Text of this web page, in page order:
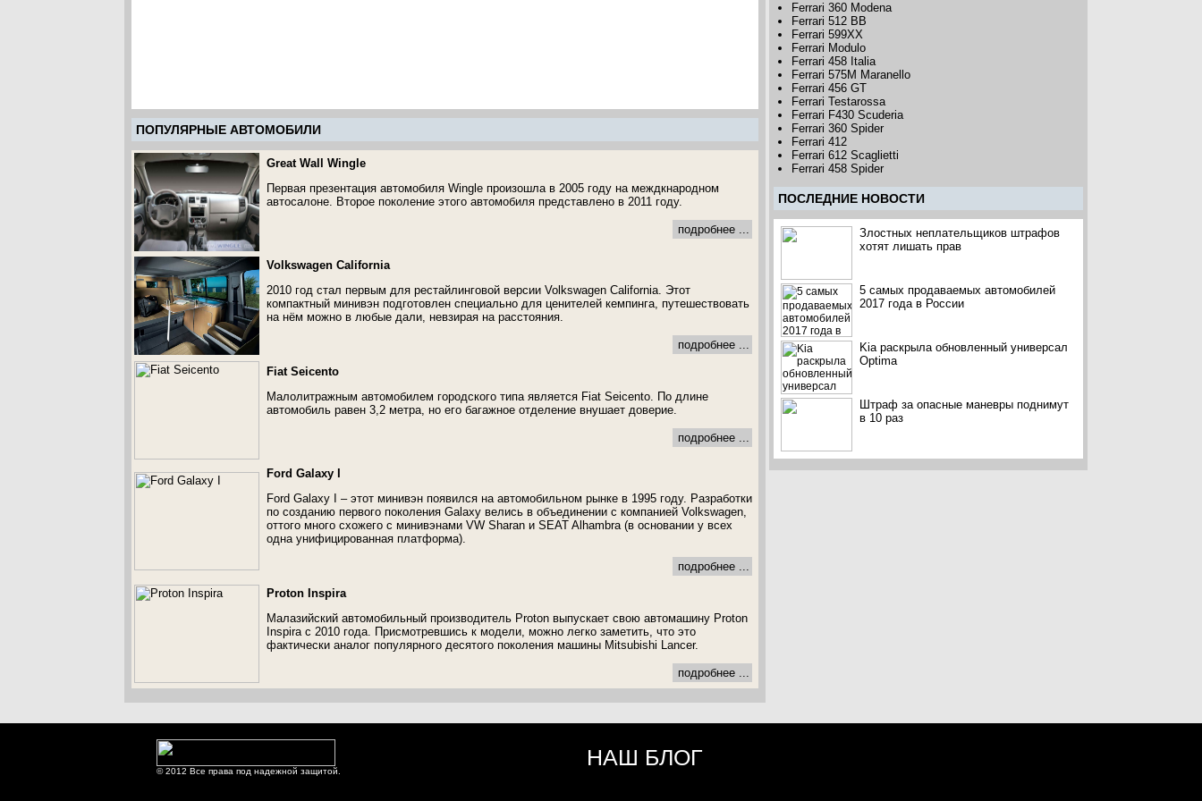
ПОПУЛЯРНЫЕ АВТОМОБИЛИ
Great Wall Wingle
Первая презентация автомобиля Wingle произошла в 2005 году на междкнародном
автосалоне. Второе поколение этого автомобиля представлено в 2011 году.
подробнее ...
Volkswagen California
2010 год стал первым для рестайлинговой версии Volkswagen California. Этот
компактный минивэн подготовлен специально для ценителей кемпинга, путешествовать
на нём можно в любые дали, невзирая на расстояния.
подробнее ...
Fiat Seicento
Малолитражным автомобилем городского типа является Fiat Seicento. По длине
автомобиль равен 3,2 метра, но его багажное отделение внушает доверие.
подробнее ...
Ford Galaxy I
Ford Galaxy I – этот минивэн появился на автомобильном рынке в 1995 году. Разработки
по созданию первого поколения Galaxy велись в объединении с компанией Volkswagen,
оттого много схожего с минивэнами VW Sharan и SEAT Alhambra (в основании у всех
одна унифицированная платформа).
подробнее ...
Proton Inspira
Малазийский автомобильный производитель Proton выпускает свою автомашину Proton
Inspira с 2010 года. Присмотревшись к модели, можно легко заметить, что это
фактически аналог популярного десятого поколения машины Mitsubishi Lancer.
подробнее ...
Ferrari 360 Modena
Ferrari 512 BB
Ferrari 599XX
Ferrari Modulo
Ferrari 458 Italia
Ferrari 575M Maranello
Ferrari 456 GT
Ferrari Testarossa
Ferrari F430 Scuderia
Ferrari 360 Spider
Ferrari 412
Ferrari 612 Scaglietti
Ferrari 458 Spider
ПОCЛЕДНИЕ НОВОСТИ
Злостных неплательщиков штрафов
хотят лишать прав
5 самых продаваемых автомобилей
2017 года в России
Kia раскрыла обновленный универсал
Optima
Штраф за опасные маневры поднимут
в 10 раз
© 2012 Все права под надежной защитой.
НАШ БЛОГ